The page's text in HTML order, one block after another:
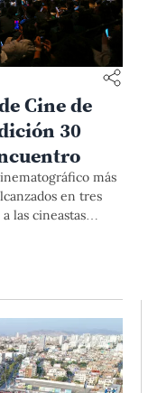
Cine de
30
más
en tres
las cineastas
un llamado de